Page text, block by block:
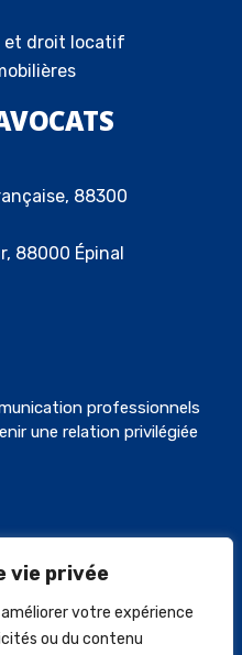
vie privée
votre expérience
ou du contenu
et droit locatif
88300
88000 Épinal
professionnels
une relation privilégiée